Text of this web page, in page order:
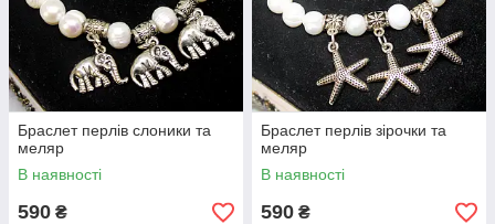
Браслет перлів слоники та
меляр
В наявності
590 ₴
Браслет перлів зірочки та
меляр
В наявності
590 ₴